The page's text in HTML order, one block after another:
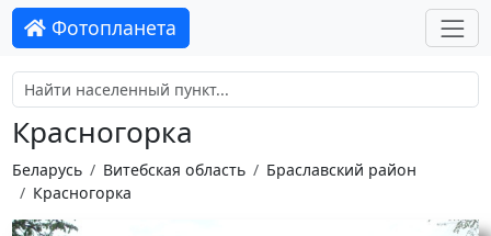
Фотопланета
Красногорка
Беларусь Витебская область
Браславский район
Красногорка